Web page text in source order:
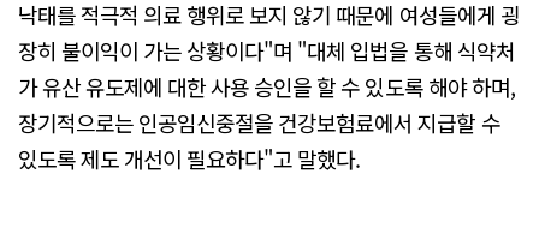
낙태를 적극적 의료 행위로 보지 않기 때문에 여성들에게 굉
장히 불이익이 가는 상황이다"며 "대체 입법을 통해 식약처
가 유산 유도제에 대한 사용 승인을 할 수 있도록 해야 하며,
장기적으로는 인공임신중절을 건강보험료에서 지급할 수
있도록 제도 개선이 필요하다"고 말했다.